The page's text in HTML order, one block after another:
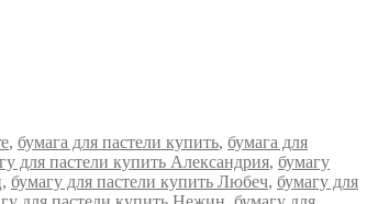
, бумага для пастели купить, бумага для
для пастели купить Александрия, бумагу
, бумагу для пастели купить Любеч, бумагу для